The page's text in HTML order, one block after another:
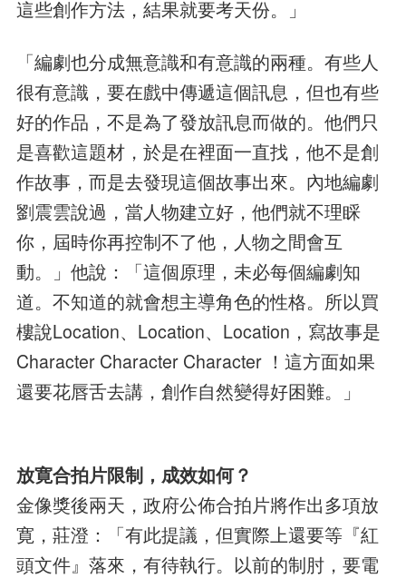
這些創作方法，結果就要考天份。」
「編劇也分成無意識和有意識的兩種。有些人
很有意識，要在戲中傳遞這個訊息，但也有些
好的作品，不是為了發放訊息而做的。他們只
是喜歡這題材，於是在裡面一直找，他不是創
作故事，而是去發現這個故事出來。內地編劇
劉震雲說過，當人物建立好，他們就不理睬
你，屆時你再控制不了他，人物之間會互
動。」他說：「這個原理，未必每個編劇知
道。不知道的就會想主導角色的性格。所以買
樓說Location、Location、Location，寫故事是
Character Character Character ！這方面如果
還要花唇舌去講，創作自然變得好困難。」
放寛合拍片限制，成效如何？
金像獎後兩天，政府公佈合拍片將作出多項放
寛，莊澄：「有此提議，但實際上還要等『紅
頭文件』落來，有待執行。以前的制肘，要電